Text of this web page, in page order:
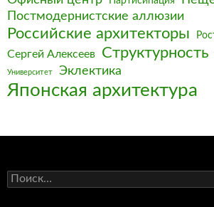
Постмодернистские аллюзии
Российские архитекторы
Сергей Алексеев Структурность
Университет Эклектика
Японская архитектура
Найти: